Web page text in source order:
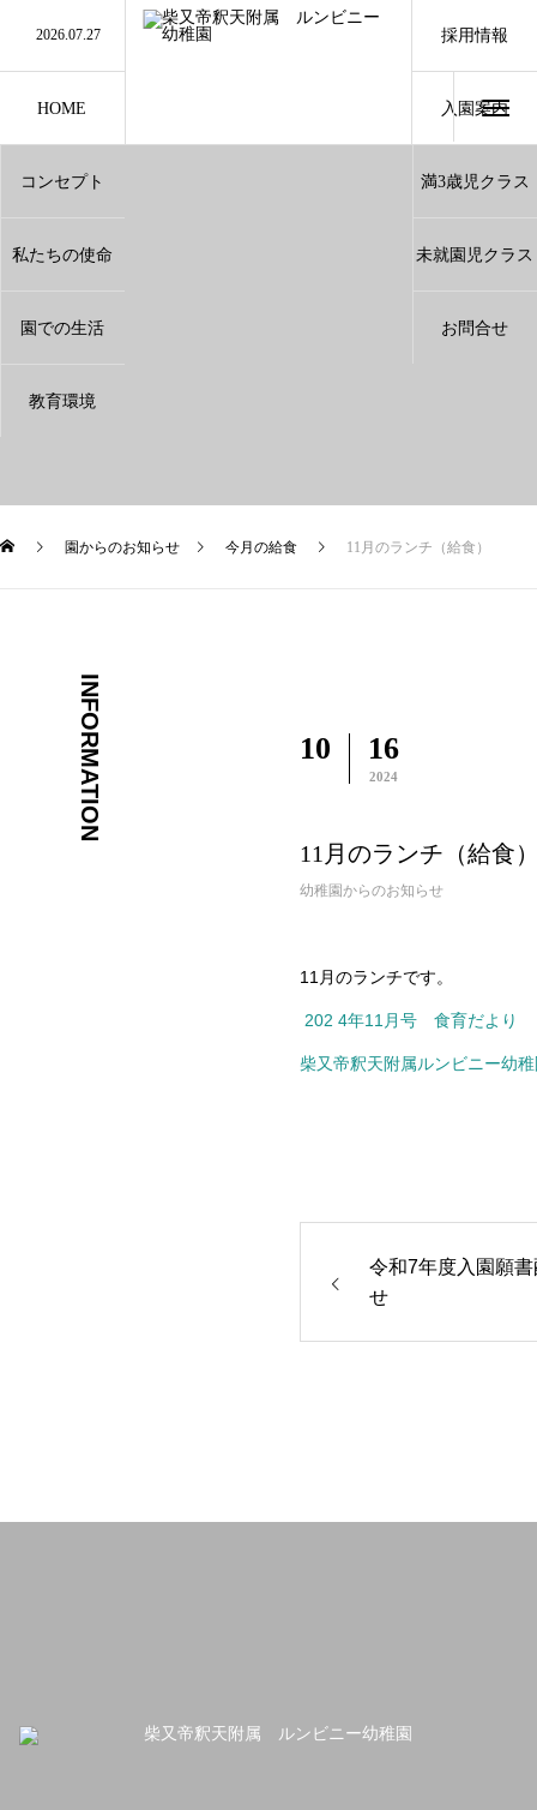
HOME
コンセプト
私たちの使命
園での生活
教育環境
入園案内
満3歳児クラス
未就園児クラス
お問合せ
2026.07.27 夏休み中のお問い合わせに関しまして
2026.07.10
2026.07.3
採用情報
園からのお知らせ 今月の給食 11月のランチ（給食）
INFORMATION 10 16
2024
11月のランチ（給食
幼稚園からのお知らせ
11月のランチです。
202 4年11月号 食育だより
柴又帝釈天附属ルンビニー幼
令和7年度入園願
せ